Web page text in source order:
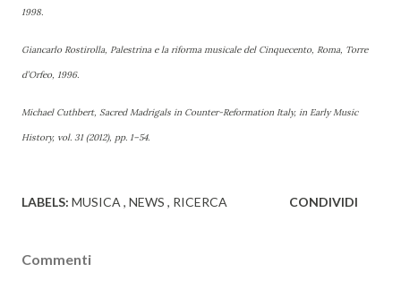
1998.
Giancarlo Rostirolla, Palestrina e la riforma musicale del Cinquecento, Roma, Torre
d’Orfeo, 1996.
Michael Cuthbert, Sacred Madrigals in Counter-Reformation Italy, in Early Music
History, vol. 31 (2012), pp. 1–54.
LABELS: MUSICA NEWS RICERCA CONDIVIDI
Commenti